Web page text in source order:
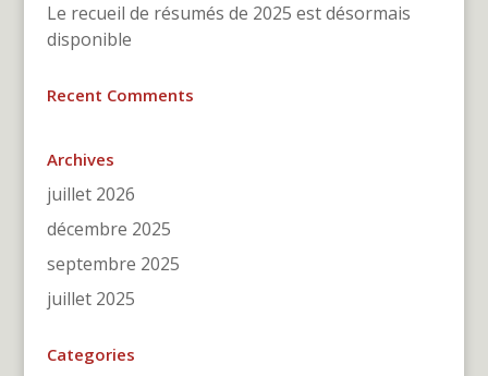
Le recueil de résumés de 2025 est désormais
disponible
Recent Comments
Archives
juillet 2026
décembre 2025
septembre 2025
juillet 2025
Categories